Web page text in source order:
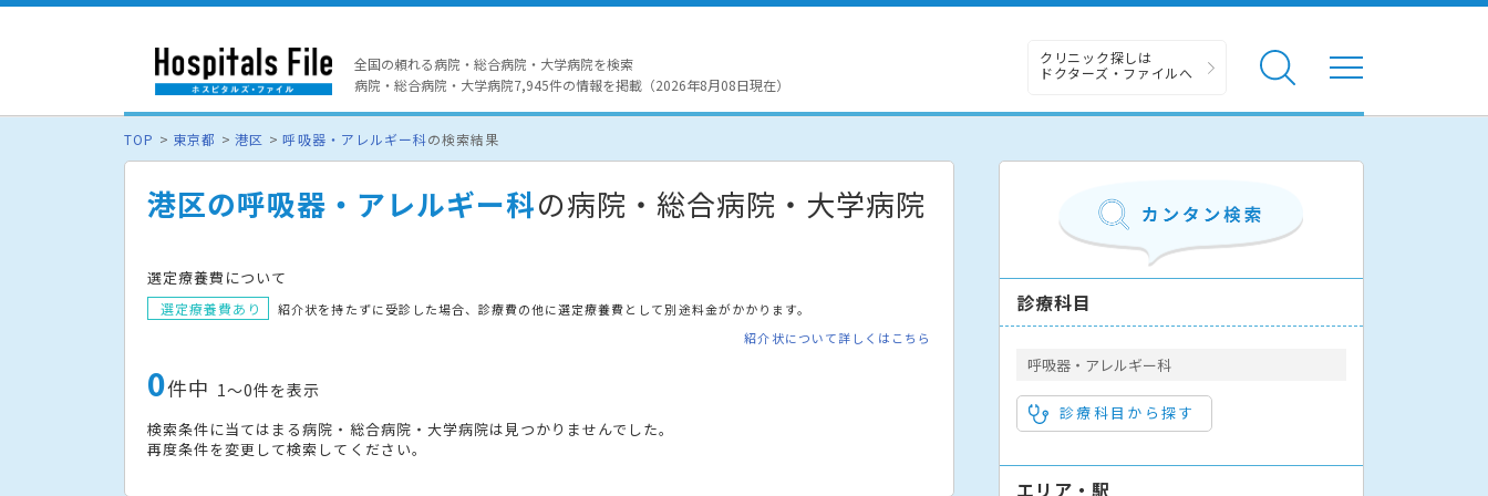
全国の頼れる病院・総合病院・大学病院を検索
病院・総合病院・大学病院7,945件の情報を掲載（2026年8月08日現在）
クリニック探しは
ドクターズ・ファイルへ
TOP 東京都 港区 呼吸器・アレルギー科の検索結果
港区の呼吸器・アレルギー科の病院・総合病院・大学病院
選定療養費について
選定療養費あり
紹介状を持たずに受診した場合、診療費の他に選定療養費として別途料金がかかります。
紹介状について詳しくはこちら
0件中 1〜0件を表示
検索条件に当てはまる病院・総合病院・大学病院は見つかりませんでした。
再度条件を変更して検索してください。
診療科目
呼吸器・アレルギー科
診療科目から探す
エリア・駅